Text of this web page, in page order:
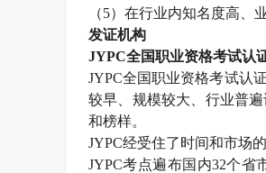
（5）在行业内知名度高、
发证机构
JYPC全国职业资格考试认
JYPC全国职业资格考试认
较早、规模较大、行业普
和榜样。
JYPC经受住了时间和市场
JYPC考点遍布国内32个省